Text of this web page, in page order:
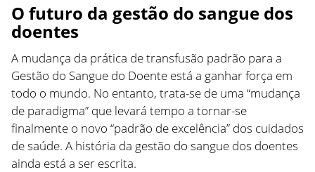
O futuro da gestão do sangue dos
doentes
A mudança da prática de transfusão padrão para a
Gestão do Sangue do Doente está a ganhar força em
todo o mundo. No entanto, trata-se de uma “mudança
de paradigma” que levará tempo a tornar-se
finalmente o novo “padrão de excelência” dos cuidados
de saúde. A história da gestão do sangue dos doentes
ainda está a ser escrita.